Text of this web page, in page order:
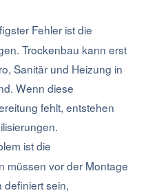
Fehler ist die
Trockenbau kann erst
Sanitär und Heizung in
Wenn diese
fehlt, entstehen
ist die
müssen vor der Montage
definiert sein,